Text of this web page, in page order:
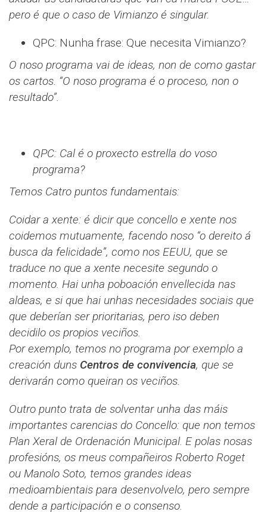
pero é que o caso de Vimianzo é singular.
QPC: Nunha frase: Que necesita Vimianzo?
O noso programa vai de ideas, non de como gastar
os cartos. “O noso programa é o proceso, non o
resultado”.
QPC: Cal é o proxecto estrella do voso
programa?
Temos Catro puntos fundamentais:
Coidar a xente: é dicir que concello e xente nos
coidemos mutuamente, facendo noso “o dereito á
busca da felicidade”, como nos EEUU, que se
traduce no que a xente necesite segundo o
momento. Hai unha poboación envellecida nas
aldeas, e si que hai unhas necesidades sociais que
que deberían ser prioritarias, pero iso deben
decidilo os propios veciños.
Por exemplo, temos no programa por exemplo a
creación duns Centros de convivencia, que se
derivarán como queiran os veciños.
Outro punto trata de solventar unha das máis
importantes carencias do Concello: que non temos
Plan Xeral de Ordenación Municipal. E polas nosas
profesións, os meus compañeiros Roberto Roget
ou Manolo Soto, temos grandes ideas
medioambientais para desenvolvelo, pero sempre
dende a participación e o consenso.